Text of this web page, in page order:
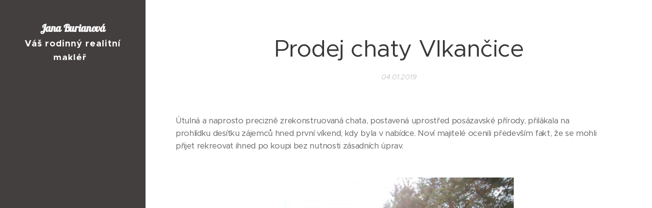
Jana Burianová
Váš rodinný realitní
makléř
Prodej chaty Vlkančice
04.01.2019
Útulná a naprosto precizně zrekonstruovaná chata, postavená uprostřed posázavské přírody, přilákala na
prohlídku desítku zájemců hned první víkend, kdy byla v nabídce. Noví majitelé ocenili především fakt, že se mohli
přijet rekreovat ihned po koupi bez nutnosti zásadních úprav.